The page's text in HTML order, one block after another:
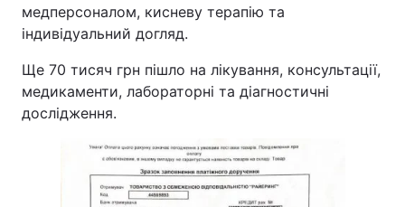
медперсоналом, кисневу терапію та
індивідуальний догляд.
Ще 70 тисяч грн пішло на лікування, консультації,
медикаменти, лабораторні та діагностичні
дослідження.